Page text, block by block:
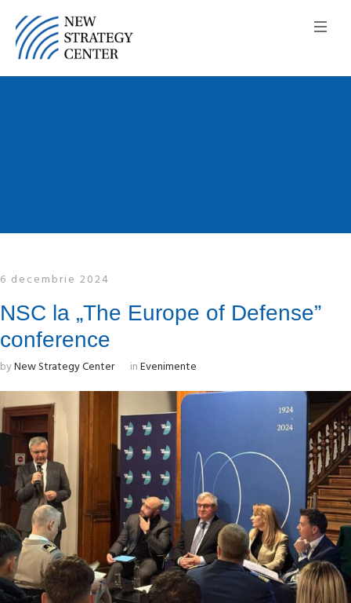
6 decembrie 2024
NSC la „The Europe of Defense”
conference
byNew Strategy Center inEvenimente